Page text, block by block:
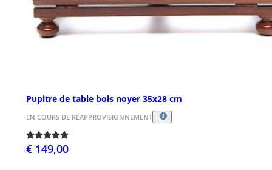
Pupitre de table bois noyer 35x28 cm
EN COURS DE RÉAPPROVISIONNEMENT
€ 149,00